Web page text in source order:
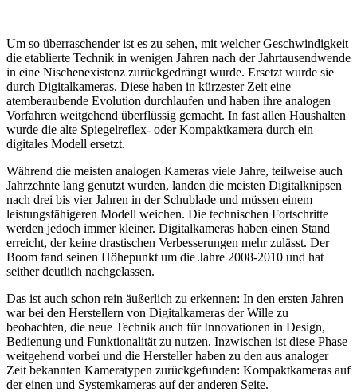
Um so überraschender ist es zu sehen, mit welcher Geschwindigkeit
die etablierte Technik in wenigen Jahren nach der Jahrtausendwende
in eine Nischenexistenz zurückgedrängt wurde. Ersetzt wurde sie
durch Digitalkameras. Diese haben in kürzester Zeit eine
atemberaubende Evolution durchlaufen und haben ihre analogen
Vorfahren weitgehend überflüssig gemacht. In fast allen Haushalten
wurde die alte Spiegelreflex- oder Kompaktkamera durch ein
digitales Modell ersetzt.
Während die meisten analogen Kameras viele Jahre, teilweise auch
Jahrzehnte lang genutzt wurden, landen die meisten Digitalknipsen
nach drei bis vier Jahren in der Schublade und müssen einem
leistungsfähigeren Modell weichen. Die technischen Fortschritte
werden jedoch immer kleiner. Digitalkameras haben einen Stand
erreicht, der keine drastischen Verbesserungen mehr zulässt. Der
Boom fand seinen Höhepunkt um die Jahre 2008-2010 und hat
seither deutlich nachgelassen.
Das ist auch schon rein äußerlich zu erkennen: In den ersten Jahren
war bei den Herstellern von Digitalkameras der Wille zu
beobachten, die neue Technik auch für Innovationen in Design,
Bedienung und Funktionalität zu nutzen. Inzwischen ist diese Phase
weitgehend vorbei und die Hersteller haben zu den aus analoger
Zeit bekannten Kameratypen zurückgefunden: Kompaktkameras auf
der einen und Systemkameras auf der anderen Seite.